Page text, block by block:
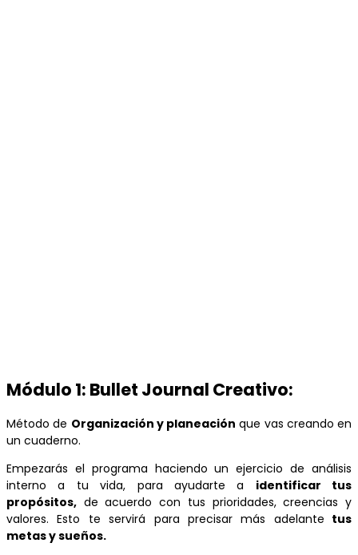
Módulo 1: Bullet Journal Creativo:
Método de Organización y planeación que vas creando en
un cuaderno.
Empezarás el programa haciendo un ejercicio de análisis
interno a tu vida, para ayudarte a identificar tus
propósitos, de acuerdo con tus prioridades, creencias y
valores. Esto te servirá para precisar más adelante tus
metas y sueños.